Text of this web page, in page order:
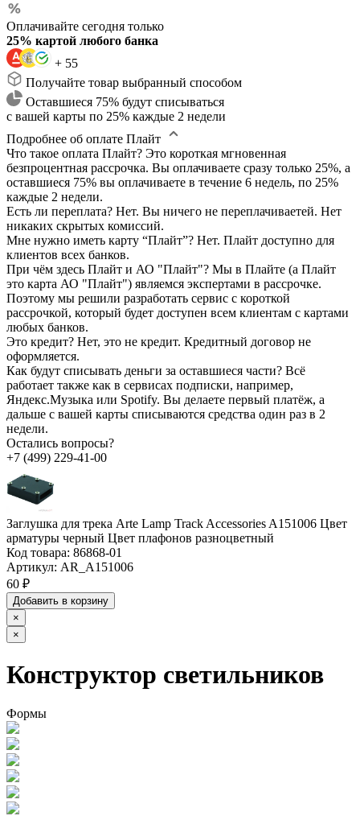
Оплачивайте сегодня только
25% картой любого банка
+ 55
Получайте товар выбранный способом
Оставшиеся 75% будут списываться
с вашей карты по 25% каждые 2 недели
Подробнее об оплате Плайт
Что такое оплата Плайт? Это короткая мгновенная
безпроцентная рассрочка. Вы оплачиваете сразу только 25%, а
оставшиеся 75% вы оплачиваете в течение 6 недель, по 25%
каждые 2 недели.
Есть ли переплата? Нет. Вы ничего не переплачиваетей. Нет
никаких скрытых комиссий.
Мне нужно иметь карту “Плайт”? Нет. Плайт доступно для
клиентов всех банков.
При чём здесь Плайт и АО "Плайт"? Мы в Плайте (а Плайт
это карта АО "Плайт") являемся экспертами в рассрочке.
Поэтому мы решили разработать сервис с короткой
рассрочкой, который будет доступен всем клиентам с картами
любых банков.
Это кредит? Нет, это не кредит. Кредитный договор не
оформляется.
Как будут списывать деньги за оставшиеся части? Всё
работает также как в сервисах подписки, например,
Яндекс.Музыка или Spotify. Вы делаете первый платёж, а
дальше с вашей карты списываются средства один раз в 2
недели.
Остались вопросы?
+7 (499) 229-41-00
Заглушка для трека Arte Lamp Track Accessories A151006 Цвет
арматуры черный Цвет плафонов разноцветный
Код товара: 86868-01
Артикул: AR_A151006
60 ₽
Добавить в корзину
×
×
Конструктор светильников
Формы